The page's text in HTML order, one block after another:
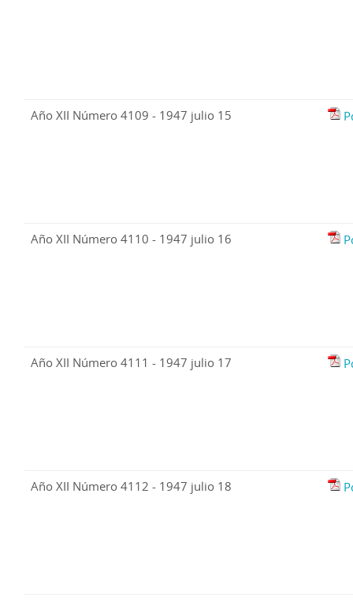
Año XII Número 4109 - 1947 julio 15
Año XII Número 4110 - 1947 julio 16
Año XII Número 4111 - 1947 julio 17
Año XII Número 4112 - 1947 julio 18